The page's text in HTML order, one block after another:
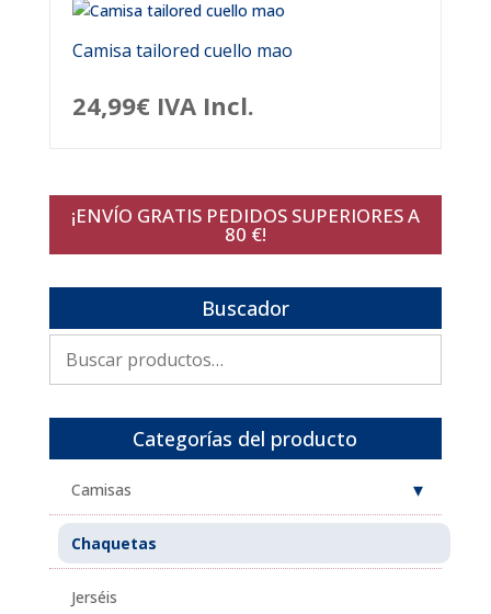
Camisa tailored cuello mao
24,99€ IVA Incl.
¡ENVÍO GRATIS PEDIDOS SUPERIORES A
80 €!
Buscador
por:
Categorías del producto
Camisas
Chaquetas
Jerséis